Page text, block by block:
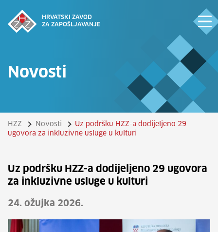
HRVATSKI ZAVOD
ZA ZAPOŠLJAVANJE
Novosti
HZZ Novosti
Uz podršku HZZ-a dodijeljeno 29
ugovora za inkluzivne usluge u kulturi
Uz podršku HZZ-a dodijeljeno 29 ugovora
za inkluzivne usluge u kulturi
24. ožujka 2026.